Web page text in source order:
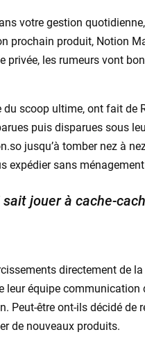
votre gestion
prochain produit, Notion
privée, les rumeurs vont
scoop ultime, ont fait de
puis disparues sous
jusqu’à tomber nez à
expédier sans
jouer à cache-
directement de
leur équipe
Peut-être ont-ils décidé de
de nouveaux produits.